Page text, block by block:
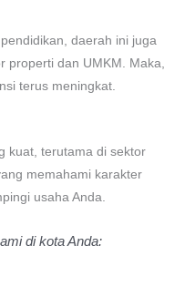
daerah ini juga
properti dan UMKM. Maka,
terus meningkat.
kuat, terutama di sektor
memahami karakter
usaha Anda.
di kota Anda: